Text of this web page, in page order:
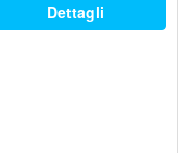
Dettagli